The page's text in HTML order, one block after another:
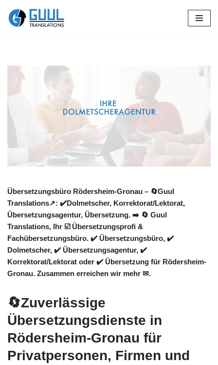
Zum
Übersetzungsbüro Rödersheim-Gronau – 🔄Guul
Translations↗️: ✔️Dolmetscher, Korrektorat/Lektorat,
Übersetzungsagentur, Übersetzung. ➡️ 🔄 Guul
Translations, Ihr ☑️ Übersetzungsprofi &
Fachübersetzungsbüro. ✔️ Übersetzungsbüro, ✔️
Dolmetscher, ✔️ Übersetzungsagentur, ✔️
Korrektorat/Lektorat oder ✔️ Übersetzung für Rödersheim-
Gronau. Zusammen erreichen wir mehr ✉.
🔄Zuverlässige
Übersetzungsdienste in
Rödersheim-Gronau für
Privatpersonen, Firmen und